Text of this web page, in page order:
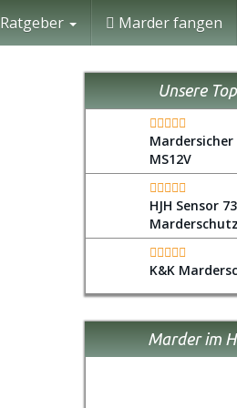
Ratgeber Marder fangen
Unsere
MS12V
HJH Sensor
Marderschutz
K&K
Marder im